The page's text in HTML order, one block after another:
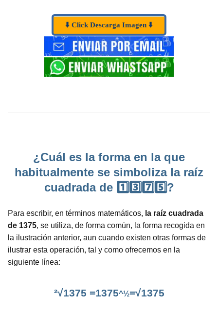
⬇️ Click Descarga Imagen ⬇️
¿Cuál es la forma en la que
habitualmente se simboliza la raíz
cuadrada de 1️⃣3️⃣7️⃣5️⃣?
Para escribir, en términos matemáticos, la raíz cuadrada
de 1375, se utiliza, de forma común, la forma recogida en
la ilustración anterior, aun cuando existen otras formas de
ilustrar esta operación, tal y como ofrecemos en la
siguiente línea:
²√1375 =1375^½=√1375